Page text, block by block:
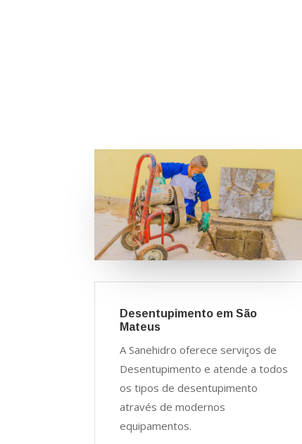
Desentupimento em São
Mateus
A Sanehidro oferece serviços de
Desentupimento e atende a todos
os tipos de desentupimento
através de modernos
equipamentos.